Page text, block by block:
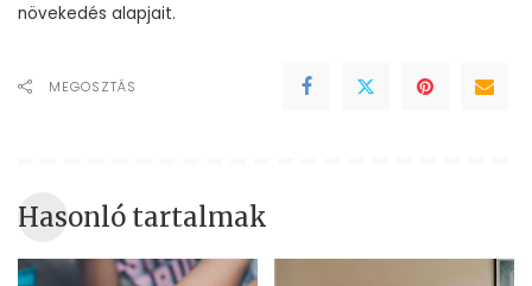
növekedés alapjait.
MEGOSZTÁS
Hasonló tartalmak